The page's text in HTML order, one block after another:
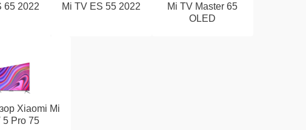
65 2022
Mi TV ES 55 2022
Mi TV Master 65
OLED
Xiaomi Mi
5 Pro 75